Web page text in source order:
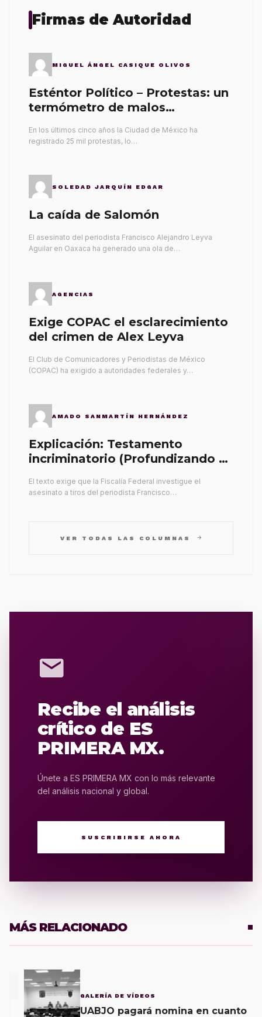
Firmas de Autoridad
MIGUEL ÁNGEL CASIQUE OLIVOS
Esténtor Político – Protestas: un
termómetro de malos
En los últimos cinco años la Ciudad de México ha
registrado 25 mil protestas, lo…
SOLEDAD JARQUÍN EDGAR
La caída de Salomón
El asesinato del periodista Francisco Alejandro Leyva
Aguilar en Oaxaca ha generado una ola de…
AGENCIAS
Exige COPAC el esclarecimiento
del crimen de Alex Leyva
El Club de Comunicadores y Periodistas de México
(COPAC) ha exigido a autoridades federales y…
AMADO SANMARTÍN HERNÁNDEZ
Explicación: Testamento
incriminatorio (Profundizando su
El texto exige que la Fiscalía Federal investigue el
asesinato a tiros del periodista Francisco…
VER TODAS LAS COLUMNAS arrow_forward
mail
Recibe el análisis
crítico de ES
PRIMERA MX.
Únete a ES PRIMERA MX con lo más relevante
del análisis nacional y global.
SUSCRIBIRSE AHORA
MÁS RELACIONADO
GALERÍA DE VÍDEOS
UABJO pagará nomina en cuanto